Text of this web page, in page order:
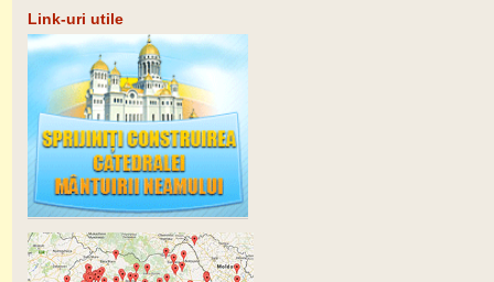
Link-uri utile